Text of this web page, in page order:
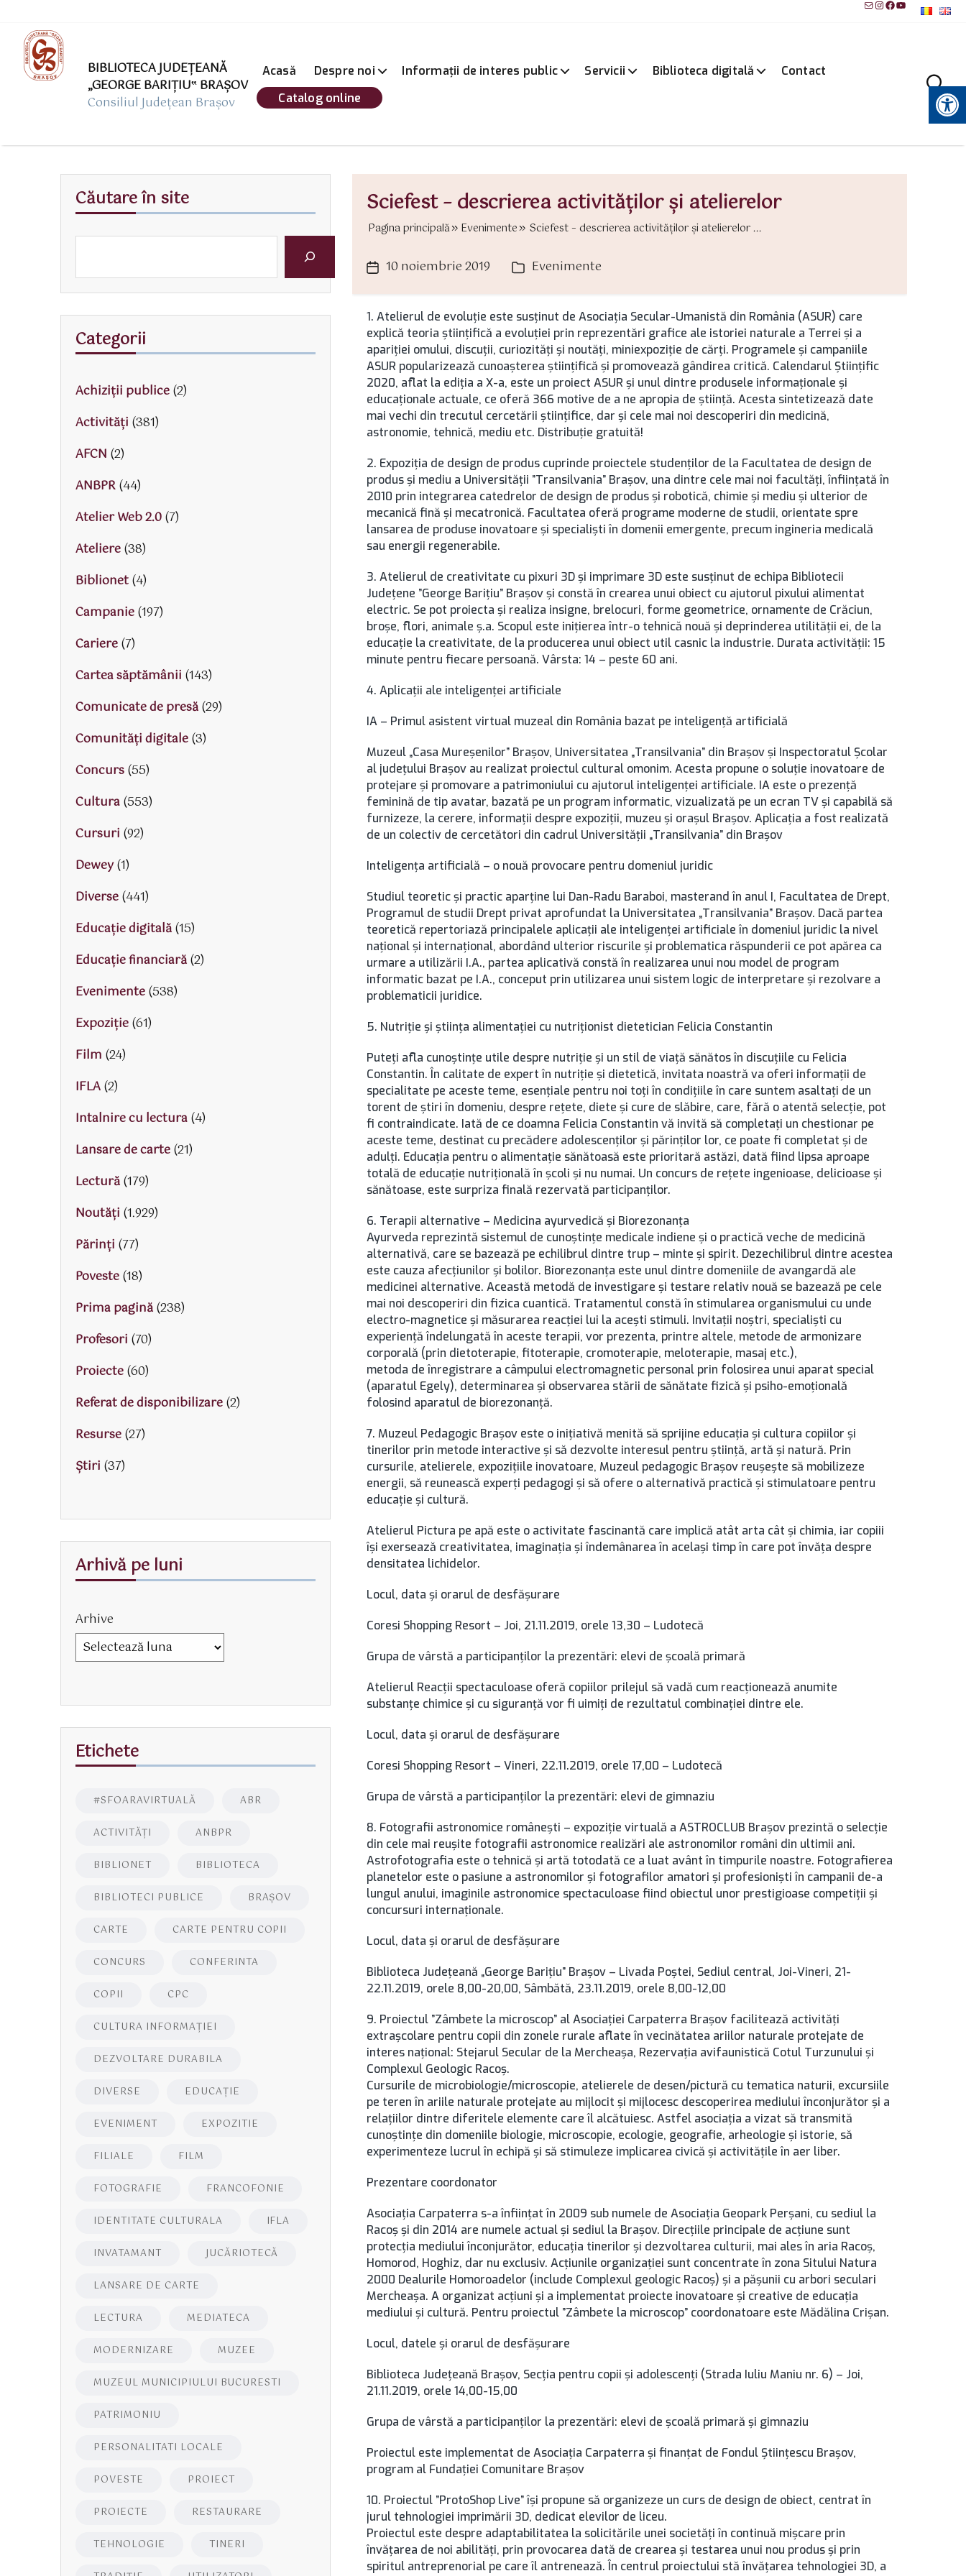
MailInstagram
Facebook
YouTube
BIBLIOTECA JUDEȚEANĂ
„GEORGE BARIŢIU‟ BRAŞOV
Consiliul Județean Brașov
Acasă Despre noi Informații de interes public Servicii Biblioteca digitală
Contact
Catalog online
Instrumente pentru accesibilitate
Sciefest – descrierea activităților și atelierelor
Pagina principală Evenimente Sciefest – descrierea activităților și atelierelor ...
Dată10 noiembrie 2019 Categorii
Evenimente
1. Atelierul de evoluție este susținut de Asociația Secular-Umanistă din România (ASUR) care
explică teoria științifică a evoluției prin reprezentări grafice ale istoriei naturale a Terrei şi a
apariţiei omului, discuţii, curiozităţi şi noutăţi, miniexpoziţie de cărţi. Programele și campaniile
ASUR popularizează cunoașterea științifică și promovează gândirea critică. Calendarul Ştiințific
2020, aflat la ediţia a X-a, este un proiect ASUR şi unul dintre produsele informaționale şi
educaţionale actuale, ce oferă 366 motive de a ne apropia de ştiinţă. Acesta sintetizează date
mai vechi din trecutul cercetării științifice, dar și cele mai noi descoperiri din medicină,
astronomie, tehnică, mediu etc. Distribuţie gratuită!
2. Expoziția de design de produs cuprinde proiectele studenților de la Facultatea de design de
produs și mediu a Universității ”Transilvania” Brașov, una dintre cele mai noi facultăți, înființată în
2010 prin integrarea catedrelor de design de produs și robotică, chimie și mediu și ulterior de
mecanică fină și mecatronică. Facultatea oferă programe moderne de studii, orientate spre
lansarea de produse inovatoare și specialiști în domenii emergente, precum ingineria medicală
sau energii regenerabile.
3. Atelierul de creativitate cu pixuri 3D şi imprimare 3D este susținut de echipa Bibliotecii
Județene ”George Barițiu” Brașov și constă în crearea unui obiect cu ajutorul pixului alimentat
electric. Se pot proiecta și realiza insigne, brelocuri, forme geometrice, ornamente de Crăciun,
broșe, flori, animale ș.a. Scopul este inițierea într-o tehnică nouă și deprinderea utilității ei, de la
educație la creativitate, de la producerea unui obiect util casnic la industrie. Durata activității: 15
minute pentru fiecare persoană. Vârsta: 14 – peste 60 ani.
4. Aplicaţii ale inteligenţei artificiale
IA – Primul asistent virtual muzeal din România bazat pe inteligenţă artificială
Muzeul „Casa Mureşenilor” Braşov, Universitatea „Transilvania” din Braşov şi Inspectoratul Şcolar
al judeţului Braşov au realizat proiectul cultural omonim. Acesta propune o soluţie inovatoare de
protejare şi promovare a patrimoniului cu ajutorul inteligenţei artificiale. IA este o prezenţă
feminină de tip avatar, bazată pe un program informatic, vizualizată pe un ecran TV şi capabilă să
furnizeze, la cerere, informaţii despre expoziţii, muzeu şi oraşul Braşov. Aplicaţia a fost realizată
de un colectiv de cercetători din cadrul Universităţii „Transilvania” din Braşov
Inteligenţa artificială – o nouă provocare pentru domeniul juridic
Studiul teoretic şi practic aparţine lui Dan-Radu Baraboi, masterand în anul I, Facultatea de Drept,
Programul de studii Drept privat aprofundat la Universitatea „Transilvania” Braşov. Dacă partea
teoretică repertoriază principalele aplicaţii ale inteligenţei artificiale în domeniul juridic la nivel
național și internațional, abordând ulterior riscurile și problematica răspunderii ce pot apărea ca
urmare a utilizării I.A., partea aplicativă constă în realizarea unui nou model de program
informatic bazat pe I.A., conceput prin utilizarea unui sistem logic de interpretare și rezolvare a
problematicii juridice.
5. Nutriție și știința alimentației cu nutriționist dietetician Felicia Constantin
Puteți afla cunoștințe utile despre nutriție și un stil de viață sănătos în discuțiile cu Felicia
Constantin. În calitate de expert în nutriție și dietetică, invitata noastră va oferi informații de
specialitate pe aceste teme, esențiale pentru noi toți în condițiile în care suntem asaltați de un
torent de știri în domeniu, despre rețete, diete și cure de slăbire, care, fără o atentă selecție, pot
fi contraindicate. Iată de ce doamna Felicia Constantin vă invită să completați un chestionar pe
aceste teme, destinat cu precădere adolescenților și părinților lor, ce poate fi completat și de
adulți. Educația pentru o alimentație sănătoasă este prioritară astăzi, dată fiind lipsa aproape
totală de educație nutrițională în școli și nu numai. Un concurs de rețete ingenioase, delicioase și
sănătoase, este surpriza finală rezervată participanților.
6. Terapii alternative – Medicina ayurvedică și Biorezonanţa
Ayurveda reprezintă sistemul de cunoștințe medicale indiene și o practică veche de medicină
alternativă, care se bazează pe echilibrul dintre trup – minte și spirit. Dezechilibrul dintre acestea
este cauza afecțiunilor și bolilor. Biorezonanța este unul dintre domeniile de avangardă ale
medicinei alternative. Această metodă de investigare și testare relativ nouă se bazează pe cele
mai noi descoperiri din fizica cuantică. Tratamentul constă în stimularea organismului cu unde
electro-magnetice și măsurarea reacției lui la acești stimuli. Invitații noștri, specialiști cu
experiență îndelungată în aceste terapii, vor prezenta, printre altele, metode de armonizare
corporală (prin dietoterapie, fitoterapie, cromoterapie, meloterapie, masaj etc.),
metoda de înregistrare a câmpului electromagnetic personal prin folosirea unui aparat special
(aparatul Egely), determinarea și observarea stării de sănătate fizică și psiho-emoțională
folosind aparatul de biorezonanță.
7. Muzeul Pedagogic Brașov este o inițiativă menită să sprijine educația și cultura copiilor și
tinerilor prin metode interactive și să dezvolte interesul pentru știință, artă și natură. Prin
cursurile, atelierele, expozițiile inovatoare, Muzeul pedagogic Brașov reușește să mobilizeze
energii, să reunească experți pedagogi și să ofere o alternativă practică și stimulatoare pentru
educație și cultură.
Atelierul Pictura pe apă este o activitate fascinantă care implică atât arta cât și chimia, iar copiii
își exersează creativitatea, imaginația și îndemânarea în același timp în care pot învăța despre
densitatea lichidelor.
Locul, data şi orarul de desfăşurare
Coresi Shopping Resort – Joi, 21.11.2019, orele 13,30 – Ludotecă
Grupa de vârstă a participanţilor la prezentări: elevi de școală primară
Atelierul Reacții spectaculoase oferă copiilor prilejul să vadă cum reacționează anumite
substanțe chimice și cu siguranță vor fi uimiți de rezultatul combinației dintre ele.
Locul, data şi orarul de desfăşurare
Coresi Shopping Resort – Vineri, 22.11.2019, orele 17,00 – Ludotecă
Grupa de vârstă a participanţilor la prezentări: elevi de gimnaziu
8. Fotografii astronomice româneşti – expoziţie virtuală a ASTROCLUB Braşov prezintă o selecţie
din cele mai reuşite fotografii astronomice realizări ale astronomilor români din ultimii ani.
Astrofotografia este o tehnică şi artă totodată ce a luat avânt în timpurile noastre. Fotografierea
planetelor este o pasiune a astronomilor şi fotografilor amatori şi profesionişti în campanii de-a
lungul anului, imaginile astronomice spectaculoase fiind obiectul unor prestigioase competiţii şi
concursuri internaţionale.
Locul, data şi orarul de desfăşurare
Biblioteca Judeţeană „George Bariţiu” Braşov – Livada Poştei, Sediul central, Joi-Vineri, 21-
22.11.2019, orele 8,00-20,00, Sâmbătă, 23.11.2019, orele 8,00-12,00
9. Proiectul ”Zâmbete la microscop” al Asociației Carpaterra Brașov facilitează activităţi
extraşcolare pentru copii din zonele rurale aflate în vecinătatea ariilor naturale protejate de
interes național: Stejarul Secular de la Mercheașa, Rezervația avifaunistică Cotul Turzunului și
Complexul Geologic Racoș.
Cursurile de microbiologie/microscopie, atelierele de desen/pictură cu tematica naturii, excursiile
pe teren în ariile naturale protejate au mijlocit şi mijlocesc descoperirea mediului înconjurător şi a
relaţiilor dintre diferitele elemente care îl alcătuiesc. Astfel asociaţia a vizat să transmită
cunoştinţe din domeniile biologie, microscopie, ecologie, geografie, arheologie şi istorie, să
experimenteze lucrul în echipă şi să stimuleze implicarea civică și activităţile în aer liber.
Prezentare coordonator
Asociaţia Carpaterra s-a înfiinţat în 2009 sub numele de Asociaţia Geopark Perşani, cu sediul la
Racoş şi din 2014 are numele actual şi sediul la Braşov. Direcţiile principale de acţiune sunt
protecţia mediului înconjurător, educaţia tinerilor şi dezvoltarea culturii, mai ales în aria Racoş,
Homorod, Hoghiz, dar nu exclusiv. Acţiunile organizaţiei sunt concentrate în zona Sitului Natura
2000 Dealurile Homoroadelor (include Complexul geologic Racoş) şi a păşunii cu arbori seculari
Mercheaşa. A organizat acţiuni şi a implementat proiecte inovatoare şi creative de educaţia
mediului şi cultură. Pentru proiectul ”Zâmbete la microscop” coordonatoare este Mădălina Crişan.
Locul, datele şi orarul de desfăşurare
Biblioteca Județeană Brașov, Secția pentru copii și adolescenți (Strada Iuliu Maniu nr. 6) – Joi,
21.11.2019, orele 14,00-15,00
Grupa de vârstă a participanţilor la prezentări: elevi de școală primară și gimnaziu
Proiectul este implementat de Asociaţia Carpaterra şi finanţat de Fondul Ştiinţescu Brașov,
program al Fundaţiei Comunitare Braşov
10. Proiectul ”ProtoShop Live” își propune să organizeze un curs de design de obiect, centrat în
jurul tehnologiei imprimării 3D, dedicat elevilor de liceu.
Proiectul este despre adaptabilitatea la solicitările unei societăţi în continuă mişcare prin
învățarea de noi abilități, prin provocarea dată de crearea și testarea unui nou produs și prin
spiritul antreprenorial pe care îl antrenează. În centrul proiectului stă învățarea tehnologiei 3D, a
Căutare în site
Categorii
Achiziții publice(2)
Activităţi (381)
AFCN (2)
ANBPR(44)
Atelier Web 2.0(7)
Ateliere(38)
Biblionet(4)
Campanie(197)
Cariere(7)
Cartea săptămânii (143)
Comunicate de presă(29)
Comunități digitale(3)
Concurs(55)
Cultura(553)
Cursuri (92)
Dewey(1)
Diverse(441)
Educaţie digitală(15)
Educaţie financiară(2)
Evenimente(538)
Expoziție(61)
Film (24)
IFLA(2)
Intalnire cu lectura(4)
Lansare de carte(21)
Lectură(179)
Noutăți (1.929)
Părinţi (77)
Poveste(18)
Prima pagină(238)
Profesori (70)
Proiecte(60)
Referat de disponibilizare(2)
Resurse(27)
Știri (37)
Arhivă pe luni
Arhive
Etichete
#SFOARAVIRTUALĂ ABR
ACTIVITĂŢI ANBPR
BIBLIONET BIBLIOTECA
BIBLIOTECI PUBLICE BRAŞOV
CARTE CARTE PENTRU COPII
CONCURS CONFERINTA
COPII CPC
CULTURA INFORMAŢIEI
DEZVOLTARE DURABILA
DIVERSE EDUCAŢIE
EVENIMENT EXPOZITIE
FILIALE FILM
FOTOGRAFIE FRANCOFONIE
IDENTITATE CULTURALA IFLA
INVATAMANT JUCĂRIOTECĂ
LANSARE DE CARTE
LECTURA MEDIATECA
MODERNIZARE MUZEE
MUZEUL MUNICIPIULUI BUCURESTI
PATRIMONIU
PERSONALITATI LOCALE
POVESTE PROIECT
PROIECTE RESTAURARE
TEHNOLOGIE TINERI